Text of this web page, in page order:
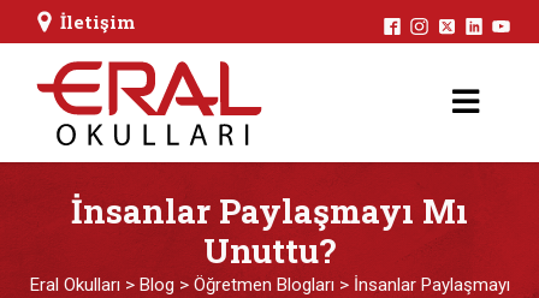
İletişim
İnsanlar Paylaşmayı Mı
Unuttu?
Eral Okulları > Blog > Öğretmen Blogları > İnsanlar Paylaşmayı